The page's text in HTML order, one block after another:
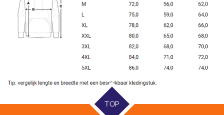
TOP